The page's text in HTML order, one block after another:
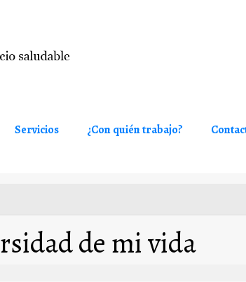
Servicios ¿Con quién trabajo?
de mi vida